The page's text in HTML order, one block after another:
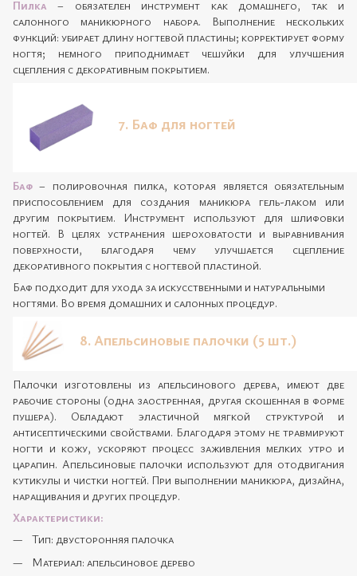
Пилка – обязателен инструмент как домашнего, так и
салонного маникюрного набора. Выполнение нескольких
функций: убирает длину ногтевой пластины; корректирует форму
ногтя; немного приподнимает чешуйки для улучшения
сцепления с декоративным покрытием.
7. Баф для ногтей
Баф – полировочная пилка, которая является обязательным
приспособлением для создания маникюра гель-лаком или
другим покрытием. Инструмент используют для шлифовки
ногтей. В целях устранения шероховатости и выравнивания
поверхности, благодаря чему улучшается сцепление
декоративного покрытия с ногтевой пластиной.
Баф подходит для ухода за искусственными и натуральными
ногтями. Во время домашних и салонных процедур.
8. Апельсиновые палочки (5 шт.)
Палочки изготовлены из апельсинового дерева, имеют две
рабочие стороны (одна заостренная, другая скошенная в форме
пушера).
Обладают эластичной мягкой структурой и
антисептическими свойствами. Благодаря этому не травмируют
ногти и кожу, ускоряют процесс заживления мелких утро и
царапин. Апельсиновые палочки используют для отодвигания
кутикулы и чистки ногтей. При выполнении маникюра, дизайна,
наращивания и других процедур.
Характеристики:
Тип: двусторонняя палочка
Материал: апельсиновое дерево